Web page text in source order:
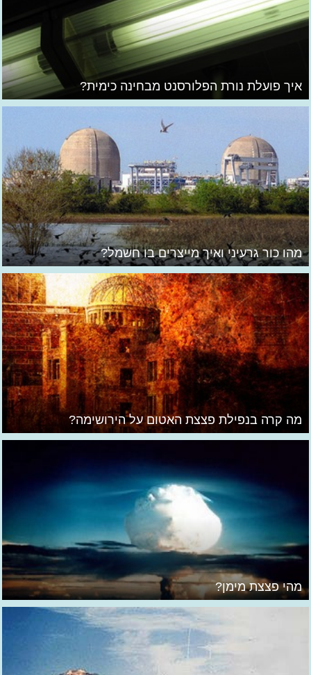
איך פועלת נורת הפלורסנט מבחינה כימית?
מהו כור גרעיני ואיך מייצרים בו חשמל?
מה קרה בנפילת פצצת האטום על הירושימה?
מהי פצצת מימן?